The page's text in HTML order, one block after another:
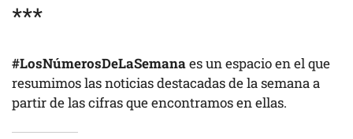
***
#LosNúmerosDeLaSemanaes un espacio en el que
resumimos las noticias destacadas de la semana a
partir de las cifras que encontramos en ellas.